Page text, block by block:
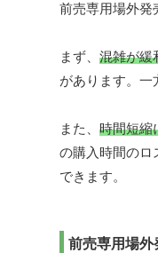
前売専用場外発
まず、 混雑が緩
があります。一
また、 時間短縮
の購入時間のロ
できます。
前売専用場外